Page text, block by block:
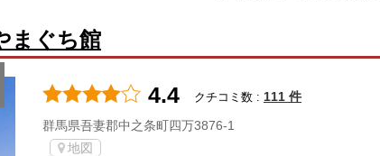
まぐち館
4.4 クチコミ数 : 111 件
群馬県吾妻郡中之条町四万3876-1
地図